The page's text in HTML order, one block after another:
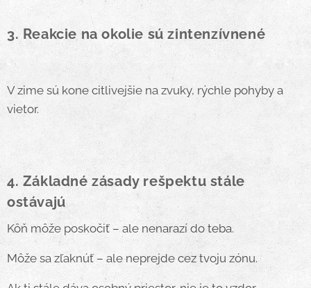
3. Reakcie na okolie sú zintenzívnené
V zime sú kone citlivejšie na zvuky, rýchle pohyby a
vietor.
4. Základné zásady rešpektu stále
ostávajú
Kôň môže poskočiť – ale nenarazí do teba.
Môže sa zľaknúť – ale neprejde cez tvoju zónu.